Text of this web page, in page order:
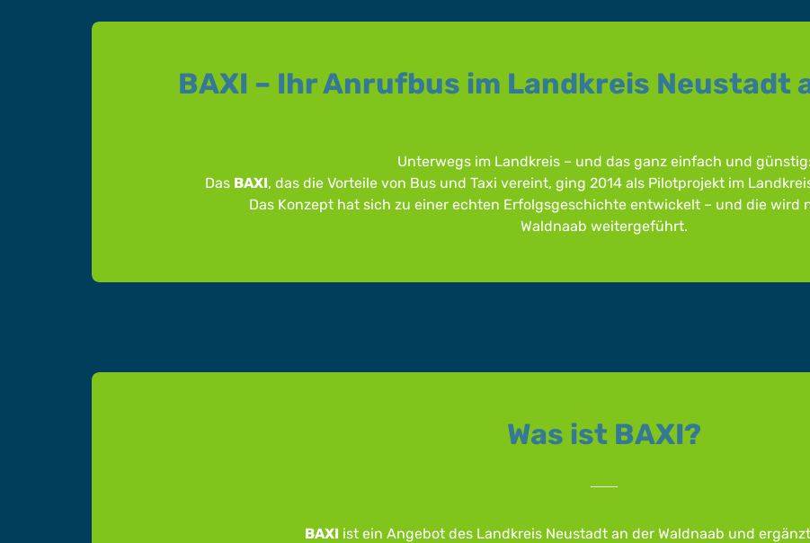
BAXI – Ihr Anrufbus im Landkreis Neustadt
Unterwegs im Landkreis – und das ganz einfach und günstig:
Das BAXI, das die Vorteile von Bus und Taxi vereint, ging 2014 als Pilotprojekt im
Das Konzept hat sich zu einer echten Erfolgsgeschichte entwickelt – und die wird
Waldnaab weitergeführt.
Was ist BAXI?
BAXI ist ein Angebot des Landkreis Neustadt an der Waldnaab und